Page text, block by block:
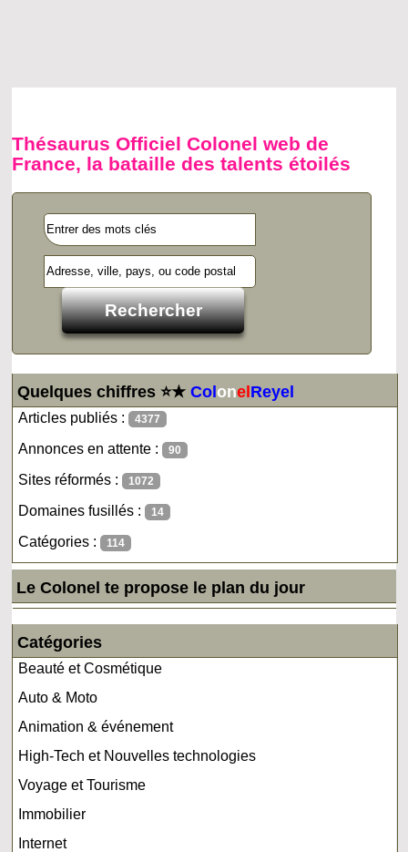
Thésaurus Officiel Colonel web de
France, la bataille des talents étoilés
Quelques chiffres ⭐★ColonelReyel
Articles publiés : 4377
Annonces en attente : 90
Sites réformés : 1072
Domaines fusillés : 14
Catégories : 114
Le Colonel te propose le plan du jour
Catégories
Beauté et Cosmétique
Auto & Moto
Animation & événement
High-Tech et Nouvelles technologies
Voyage et Tourisme
Immobilier
Internet